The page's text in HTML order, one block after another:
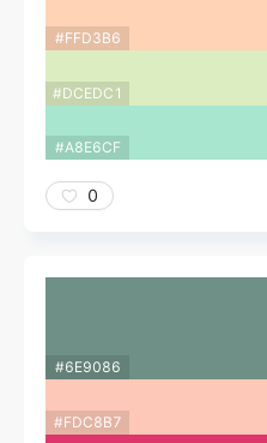
#FFD3B6
#DCEDC1
#A8E6CF
0
#6E9086
#FDC8B7